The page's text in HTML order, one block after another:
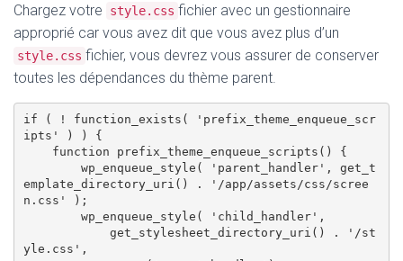
Chargez votre style.css fichier avec un gestionnaire
approprié car vous avez dit que vous avez plus d’un
style.css fichier, vous devrez vous assurer de conserver
toutes les dépendances du thème parent.
if ( ! function_exists( 'prefix_theme_enqueue_scr
ipts' ) ) {
emplate_directory_uri() . '/app/assets/css/scree
n.css' );
yle.css',